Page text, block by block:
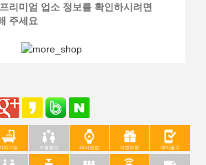
리미엄 업소 정보를 확인하시려면
주세요
샤워가능 커플할인 24시영업 이벤트중 예약필수